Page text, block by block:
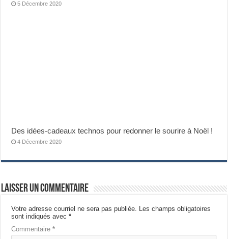
5 Décembre 2020
Des idées-cadeaux technos pour redonner le sourire à Noël !
4 Décembre 2020
Laisser un commentaire
Votre adresse courriel ne sera pas publiée. Les champs obligatoires
sont indiqués avec*
Commentaire*